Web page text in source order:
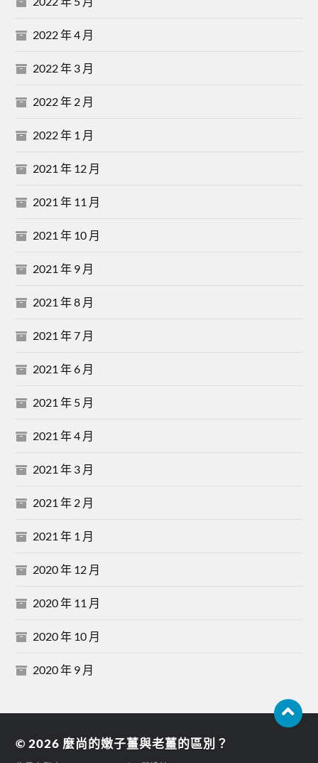
2022 年 4 月
2022 年 3 月
2022 年 2 月
2022 年 1 月
2021 年 12 月
2021 年 11 月
2021 年 10 月
2021 年 9 月
2021 年 8 月
2021 年 7 月
2021 年 6 月
2021 年 5 月
2021 年 4 月
2021 年 3 月
2021 年 2 月
2021 年 1 月
2020 年 12 月
2020 年 11 月
2020 年 10 月
2020 年 9 月
© 2026 麼尚的嫩子薑與老薑的區別？